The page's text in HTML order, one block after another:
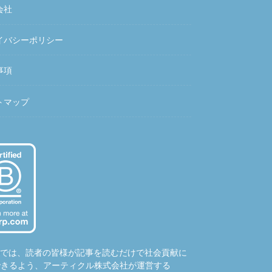
社
バシーポリシー
項
マップ
は、読者の皆様が記事を読むだけで社会貢献に
るよう、アーティクル株式会社が運営する